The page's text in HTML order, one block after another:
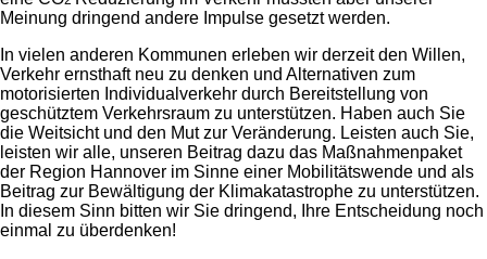
Meinung dringend andere Impulse gesetzt werden.
In vielen anderen Kommunen erleben wir derzeit den Willen,
Verkehr ernsthaft neu zu denken und Alternativen zum
motorisierten Individualverkehr durch Bereitstellung von
geschütztem Verkehrsraum zu unterstützen. Haben auch Sie
die Weitsicht und den Mut zur Veränderung. Leisten auch Sie,
leisten wir alle, unseren Beitrag dazu das Maßnahmenpaket
der Region Hannover im Sinne einer Mobilitätswende und als
Beitrag zur Bewältigung der Klimakatastrophe zu unterstützen.
In diesem Sinn bitten wir Sie dringend, Ihre Entscheidung noch
einmal zu überdenken!